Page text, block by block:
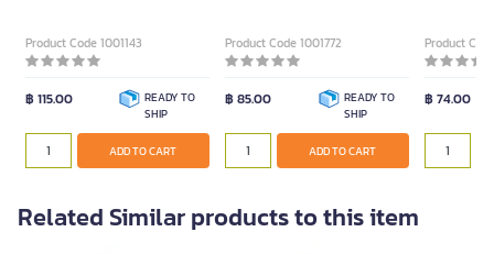
Product Code 1001143
฿ 115.00
READY TO
SHIP
ADD TO CART
Product Code 1001772
฿ 85.00
READY TO
SHIP
ADD TO CART
Product
฿ 74.00
Related Similar products to this item